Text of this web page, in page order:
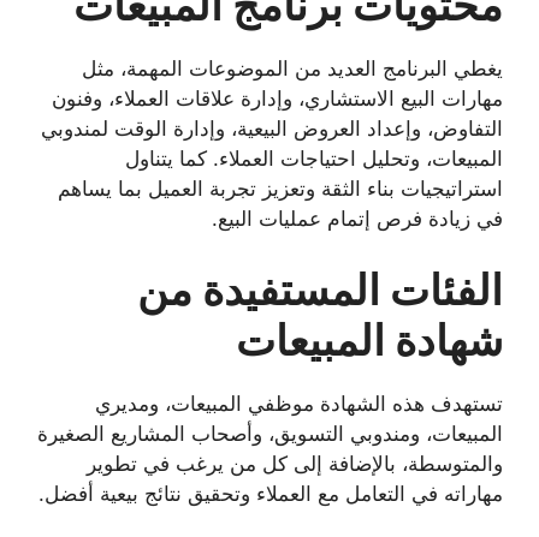
يغطي البرنامج العديد من الموضوعات المهمة، مثل
مهارات البيع الاستشاري، وإدارة علاقات العملاء، وفنون
التفاوض، وإعداد العروض البيعية، وإدارة الوقت لمندوبي
المبيعات، وتحليل احتياجات العملاء. كما يتناول
استراتيجيات بناء الثقة وتعزيز تجربة العميل بما يساهم
في زيادة فرص إتمام عمليات البيع.
الفئات المستفيدة من
شهادة المبيعات
تستهدف هذه الشهادة موظفي المبيعات، ومديري
المبيعات، ومندوبي التسويق، وأصحاب المشاريع الصغيرة
والمتوسطة، بالإضافة إلى كل من يرغب في تطوير
مهاراته في التعامل مع العملاء وتحقيق نتائج بيعية أفضل.